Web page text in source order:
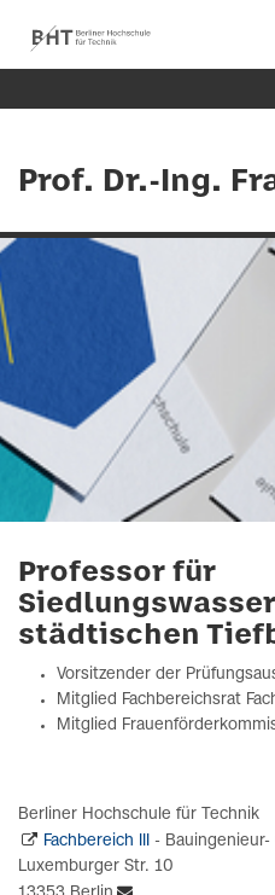
Prof. Dr.-Ing.
Professor für
städtischen
Vorsitzender der
Mitglied Fachbereichsrat
Mitglied
Berliner Hochschule für Technik
Fachbereich III
-
Luxemburger Str. 10